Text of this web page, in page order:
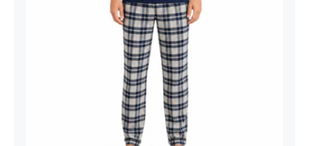
Sivi Karirani – Kratki Rukav | Bear
Underwear